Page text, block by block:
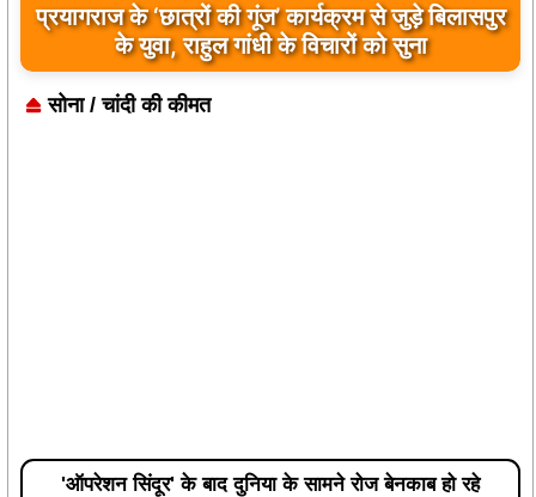
प्रयागराज के ‘छात्रों की गूंज’ कार्यक्रम से जुड़े बिलासपुर
के युवा, राहुल गांधी के विचारों को सुना
सोना / चांदी की कीमत
'ऑपरेशन सिंदूर' के बाद दुनिया के सामने रोज बेनकाब हो रहे